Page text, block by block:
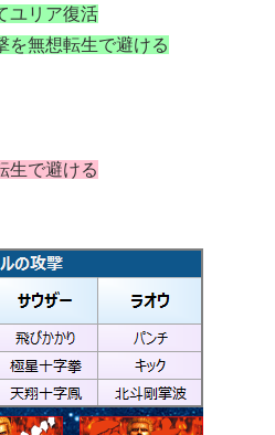
ユリア復活
を無想転生で避ける
生で避ける